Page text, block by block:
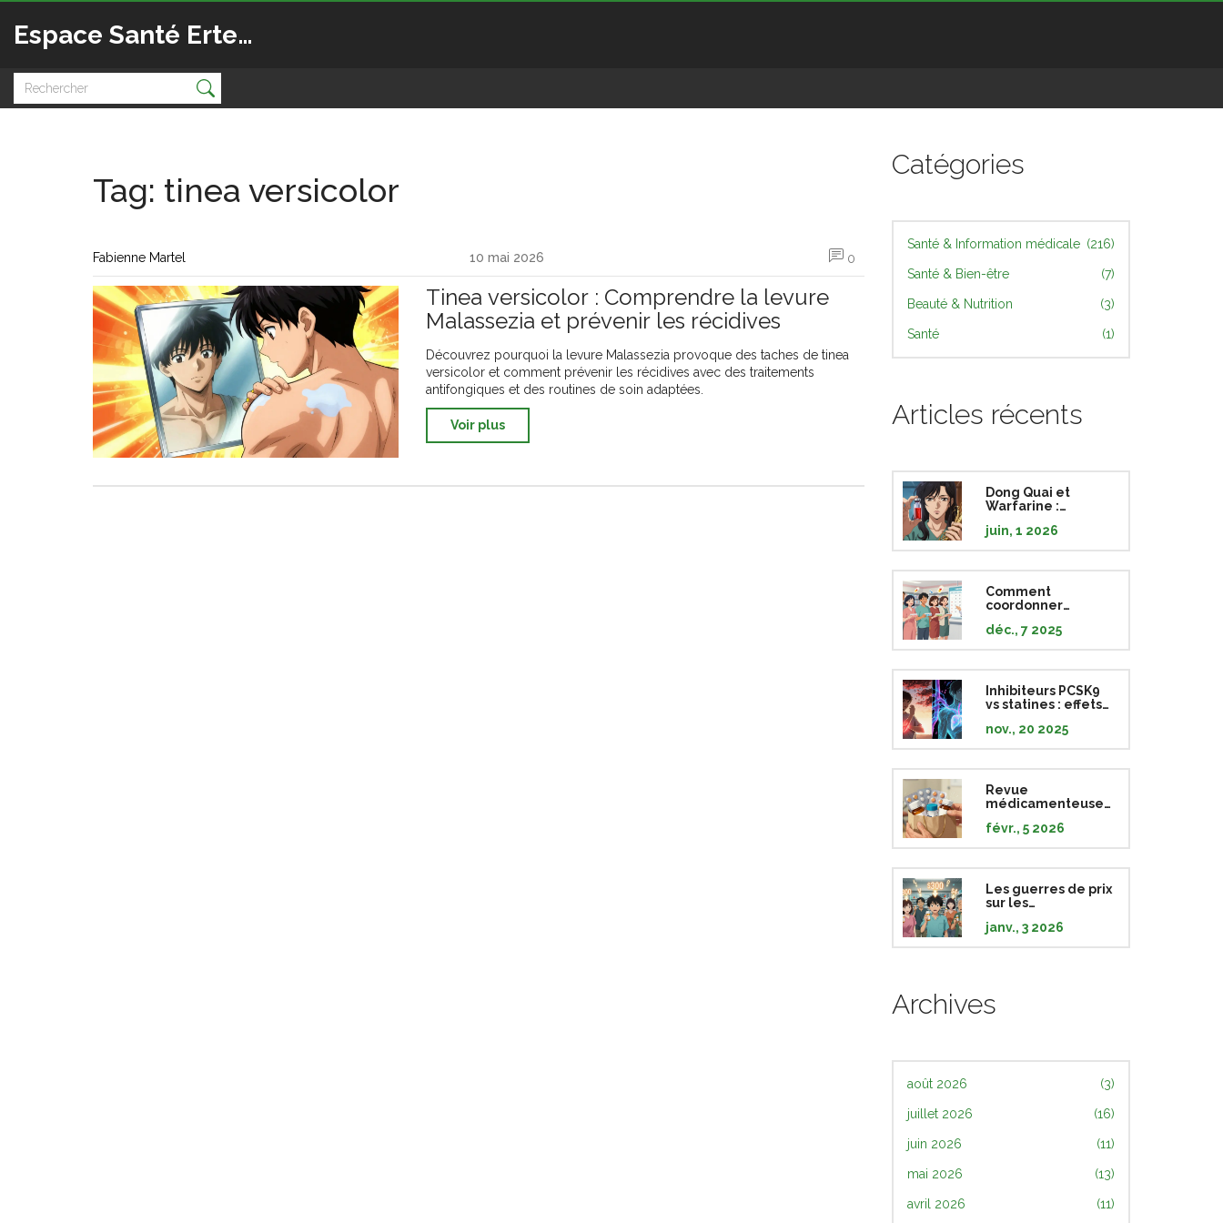
Espace Santé Ertedis
Tag: tinea versicolor
Fabienne Martel 10 mai 2026 0
Tinea versicolor : Comprendre la levure
Malassezia et prévenir les récidives
Découvrez pourquoi la levure Malassezia provoque des taches de tinea
versicolor et comment prévenir les récidives avec des traitements
antifongiques et des routines de soin adaptées.
Voir plus
Catégories
Santé & Information médicale (216)
Santé & Bien-être (7)
Beauté & Nutrition (3)
Santé (1)
Articles récents
Dong Quai et
Warfarine :
risques
d'anticoagulation
juin, 1 2026
Comment
coordonner
ordonnances pour
réduire vos frais de
déc., 7 2025
Inhibiteurs PCSK9
vs statines : effets
résultats cliniques
nov., 20 2025
Revue
médicamenteuse
Comment vous
préparer pour une
févr., 5 2026
Les guerres de prix
sur les
génériques :
comment les
janv., 3 2026
Archives
août 2026 (3)
juillet 2026 (16)
juin 2026 (11)
mai 2026 (13)
avril 2026 (11)